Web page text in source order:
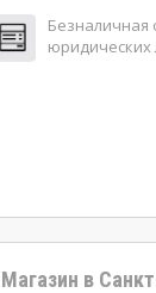
Безналичная
юридических
Магазин в